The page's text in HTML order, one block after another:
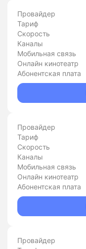
Провайдер
Тариф
Скорость
Каналы
Мобильная связь
Онлайн кинотеатр
Абонентская плата
Провайдер
Тариф
Скорость
Каналы
Мобильная связь
Онлайн кинотеатр
Абонентская плата
Провайдер